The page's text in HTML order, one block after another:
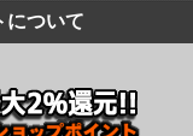
について